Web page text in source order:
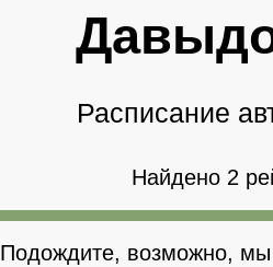
Расписание
Найдено 2
Подождите, возможно,